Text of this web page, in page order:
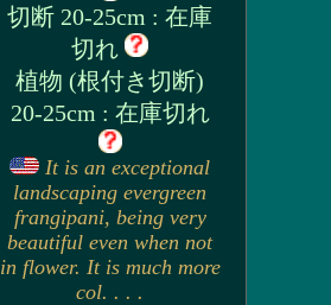
切断 20-25cm : 在庫
切れ
植物 (根付き切断)
20-25cm : 在庫切れ
It is an exceptional
landscaping evergreen
frangipani, being very
beautiful even when not
in flower. It is much more
col. . . .